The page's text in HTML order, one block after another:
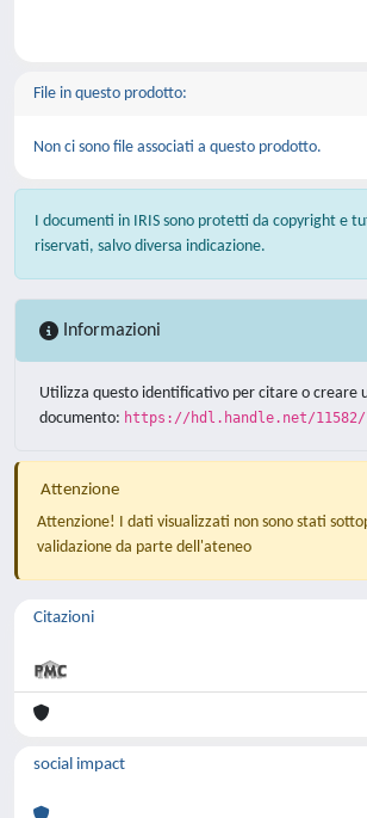
File in questo prodotto:
Non ci sono file associati a questo prodotto.
I documenti in IRIS sono protetti da copyright e
riservati, salvo diversa indicazione.
Informazioni
Utilizza questo identificativo per citare o creare
documento: https://hdl.handle.net/11582/
Attenzione
Attenzione! I dati visualizzati non sono stati
validazione da parte dell'ateneo
Citazioni
social impact